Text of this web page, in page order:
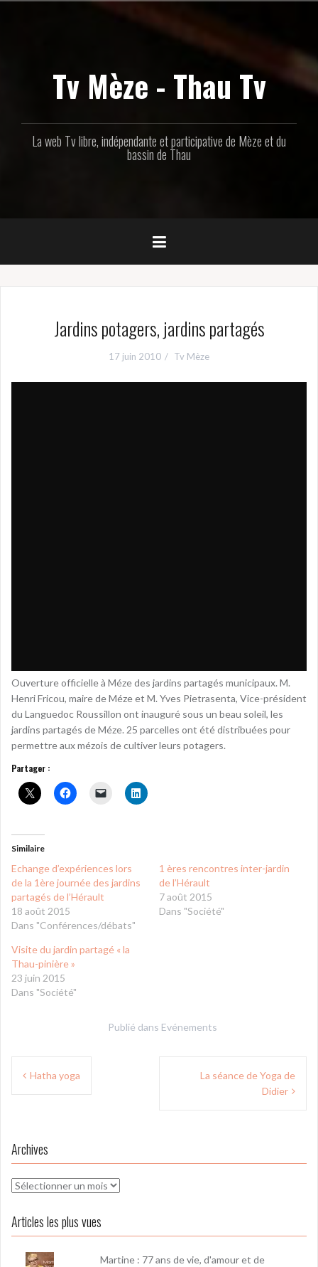
Tv Mèze - Thau Tv
La web Tv libre, indépendante et participative de Mèze et du
bassin de Thau
Jardins potagers, jardins partagés
17 juin 2010 Tv Mèze
Ouverture officielle à Méze des jardins partagés municipaux. M.
Henri Fricou, maire de Méze et M. Yves Pietrasenta, Vice-président
du Languedoc Roussillon ont inauguré sous un beau soleil, les
jardins partagés de Méze. 25 parcelles ont été distribuées pour
permettre aux mézois de cultiver leurs potagers.
Partager :
Similaire
Echange d’expériences lors
de la 1ère journée des jardins
partagés de l’Hérault
18 août 2015
Dans "Conférences/débats"
1 ères rencontres inter-jardin
de l’Hérault
7 août 2015
Dans "Société"
Visite du jardin partagé « la
Thau-pinière »
23 juin 2015
Dans "Société"
Publié dans Evénements
Navigation
Hatha yoga
La séance de Yoga de
Didier
Archives
Archives
Articles les plus vues
Martine : 77 ans de vie, d'amour et de